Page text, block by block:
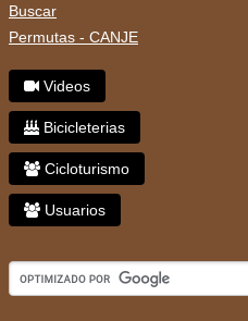
Buscar
Permutas - CANJE
Videos
Bicicleterias
Cicloturismo
Usuarios